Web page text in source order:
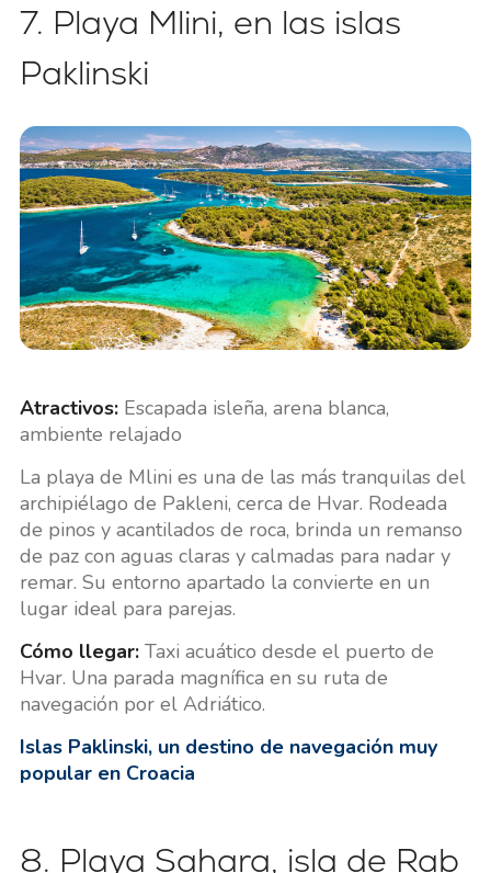
7. Playa Mlini, en las islas
Paklinski
Atractivos:Escapada isleña, arena blanca,
ambiente relajado
La playa de Mlini es una de las más tranquilas del
archipiélago de Pakleni, cerca de Hvar. Rodeada
de pinos y acantilados de roca, brinda un remanso
de paz con aguas claras y calmadas para nadar y
remar. Su entorno apartado la convierte en un
lugar ideal para parejas.
Cómo llegar:Taxi acuático desde el puerto de
Hvar. Una parada magnífica en su ruta de
navegación por el Adriático.
Islas Paklinski, un destino de navegación muy
popular en Croacia
8. Playa Sahara, isla de Rab